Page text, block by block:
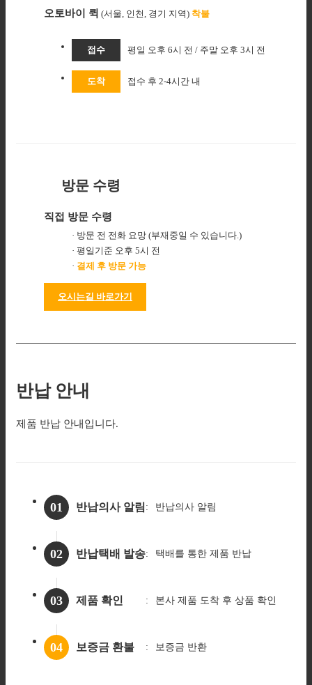
오토바이 퀵 (서울, 인천, 경기 지역) 착불
접수 평일 오후 6시 전 / 주말 오후 3시 전
도착 접수 후 2-4시간 내
방문 수령
직접 방문 수령
· 방문 전 전화 요망 (부재중일 수 있습니다.)
· 평일기준 오후 5시 전
· 결제 후 방문 가능
오시는길 바로가기
반납 안내
제품 반납 안내입니다.
01 반납의사 알림 반납의사 알림
02 반납택배 발송 택배를 통한 제품 반납
03 제품 확인 본사 제품 도착 후 상품 확인
04 보증금 환불 보증금 반환